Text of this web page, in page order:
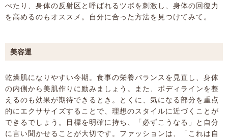
べたり、身体の反射区と呼ばれるツボを刺激し、身体の回復力
を高めるのもオススメ。自分に合った方法を見つけてみて。
美容運
乾燥肌になりやすい今期。食事の栄養バランスを見直し、身体
の内側から美肌作りに励みましょう。また、ボディラインを整
えるのも効果が期待できるとき。とくに、気になる部分を重点
的にエクササイズすることで、理想のスタイルに近づくことが
できるでしょう。目標を明確に持ち、「必ずこうなる」と自分
に言い聞かせることが大切です。ファッションは、「これは自